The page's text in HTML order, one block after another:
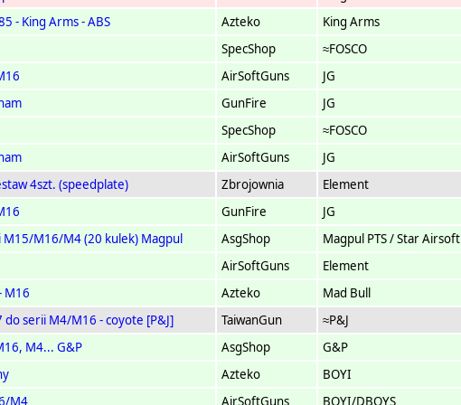
- King Arms - ABS
Azteko King Arms
SpecShop
≈FOSCO
AirSoftGuns JG
GunFire JG
SpecShop
≈FOSCO
AirSoftGuns JG
4szt. (speedplate)
Zbrojownia Element
GunFire JG
M15/M16/M4 (20 kulek) Magpul
AsgShop Magpul PTS / Star Airsoft
AirSoftGuns
Element
M16
Azteko Mad Bull
serii M4/M16 - coyote [P&J]
TaiwanGun ≈P&J
M4... G&P
AsgShop G&P
Azteko BOYI
M4
AirSoftGuns BOYI/DBOYS